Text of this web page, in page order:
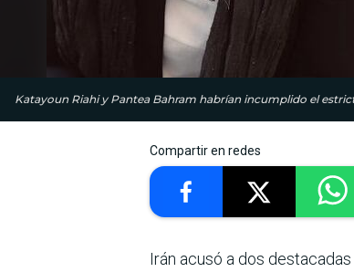
Katayoun Riahi y Pantea Bahram habrían incumplido el
Compartir en redes
Irán acusó a dos